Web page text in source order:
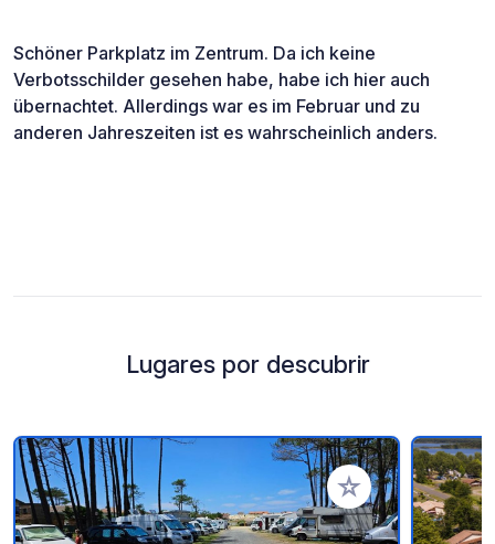
Schöner Parkplatz im Zentrum. Da ich keine
Verbotsschilder gesehen habe, habe ich hier auch
übernachtet. Allerdings war es im Februar und zu
anderen Jahreszeiten ist es wahrscheinlich anders.
Lugares por descubrir
Añadir a tus